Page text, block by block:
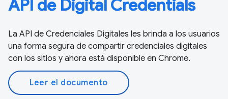
API de Digital Credentials
La API de Credenciales Digitales les brinda a los usuarios
una forma segura de compartir credenciales digitales
con los sitios y ahora está disponible en Chrome.
Leer el documento